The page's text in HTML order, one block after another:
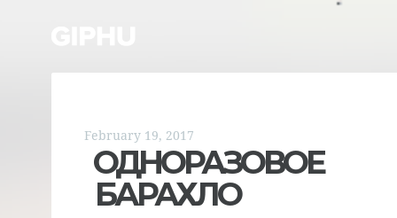
February 19, 2017
ОДНОРАЗОВОЕ
БАРАХЛО